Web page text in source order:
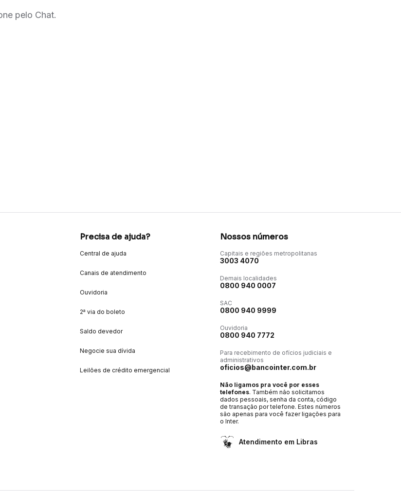
pelo Chat.
Precisa de ajuda?
Central de ajuda
Canais de atendimento
Ouvidoria
2ª via do boleto
Saldo devedor
Negocie sua dívida
Leilões de crédito emergencial
Nossos números
Capitais e regiões metropolitanas
3003 4070
Demais localidades
0800 940 0007
SAC
0800 940 9999
Ouvidoria
0800 940 7772
Para recebimento de ofícios judiciais e
administrativos
oficios@bancointer.com.br
Não ligamos pra você por esses
telefones. Também não solicitamos
dados pessoais, senha da conta, código
de transação por telefone. Estes números
são apenas para você fazer ligações para
o Inter.
Atendimento em Libras